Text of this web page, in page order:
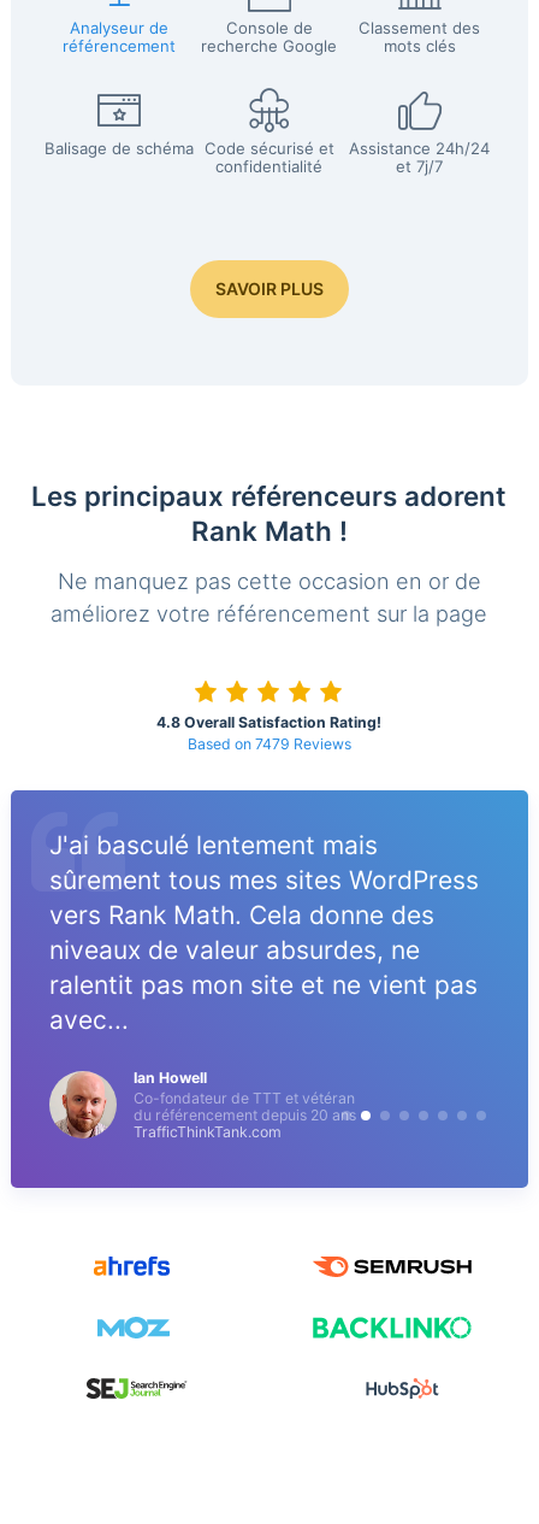
Analyseur de
référencement
Console de
recherche Google
Classement des
mots clés
Balisage de schéma Code sécurisé et
confidentialité
Assistance 24h/24
et 7j/7
SAVOIR PLUS
Les principaux référenceurs adorent
Rank Math !
Ne manquez pas cette occasion en or de
améliorez votre référencement sur la page
4.8 Overall Satisfaction Rating!
Based on 7479 Reviews
J'ai basculé lentement mais
sûrement tous mes sites WordPress
vers Rank Math. Cela donne des
niveaux de valeur absurdes, ne
ralentit pas mon site et ne vient pas
avec...
Ian Howell
Co-fondateur de TTT et vétéran
du référencement depuis 20 ans
TrafficThinkTank.com